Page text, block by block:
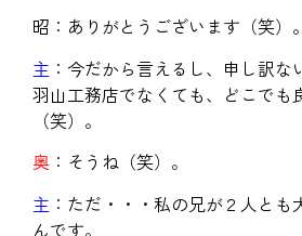
昭：ありがとうございます（笑）。
主 ：今だから言えるし、申し訳
羽山工務店でなくても、どこでも
（笑）。
奥 ：そうね（笑）。
主 ：ただ・・・私の兄が２人とも
んです。